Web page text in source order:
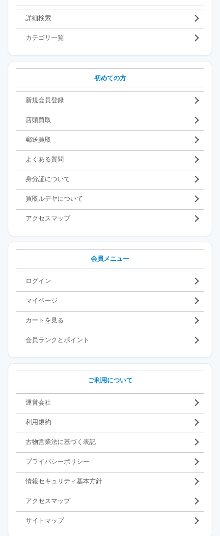
詳細検索
カテゴリ一覧
初めての方
新規会員登録
店頭買取
郵送買取
よくある質問
身分証について
買取ルデヤについて
アクセスマップ
会員メニュー
ログイン
マイページ
カートを見る
会員ランクとポイント
ご利用について
運営会社
利用規約
古物営業法に基づく表記
プライバシーポリシー
情報セキュリティ基本方針
アクセスマップ
サイトマップ